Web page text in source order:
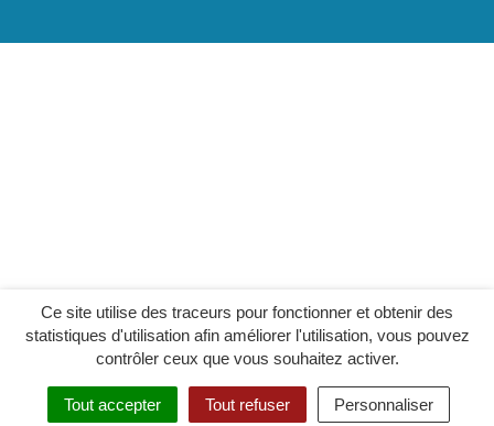
Ce site utilise des traceurs pour fonctionner et obtenir des
statistiques d'utilisation afin améliorer l'utilisation, vous pouvez
contrôler ceux que vous souhaitez activer.
Tout accepter Tout refuser Personnaliser
RECHERCHER